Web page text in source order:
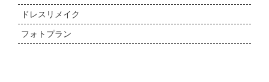
ドレスリメイク
フォトプラン